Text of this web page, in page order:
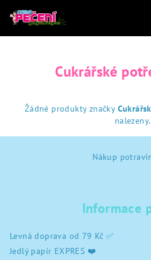
Cukrářské
Žádné produkty značky
Nákup
Informace
Levná doprava od 79 Kč ✅
Jedlý papír EXPRES ❤️